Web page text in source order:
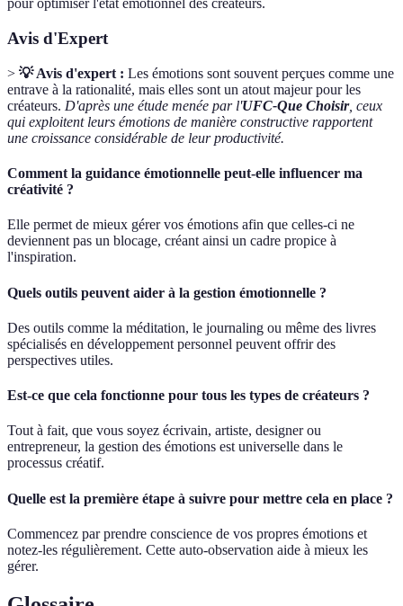
pour optimiser l'état émotionnel des créateurs.
Avis d'Expert
> 💡 Avis d'expert : Les émotions sont souvent perçues comme une
entrave à la rationalité, mais elles sont un atout majeur pour les
créateurs. D'après une étude menée par l'UFC-Que Choisir, ceux
qui exploitent leurs émotions de manière constructive rapportent
une croissance considérable de leur productivité.
Comment la guidance émotionnelle peut-elle influencer ma
créativité ?
Elle permet de mieux gérer vos émotions afin que celles-ci ne
deviennent pas un blocage, créant ainsi un cadre propice à
l'inspiration.
Quels outils peuvent aider à la gestion émotionnelle ?
Des outils comme la méditation, le journaling ou même des livres
spécialisés en développement personnel peuvent offrir des
perspectives utiles.
Est-ce que cela fonctionne pour tous les types de créateurs ?
Tout à fait, que vous soyez écrivain, artiste, designer ou
entrepreneur, la gestion des émotions est universelle dans le
processus créatif.
Quelle est la première étape à suivre pour mettre cela en place ?
Commencez par prendre conscience de vos propres émotions et
notez-les régulièrement. Cette auto-observation aide à mieux les
gérer.